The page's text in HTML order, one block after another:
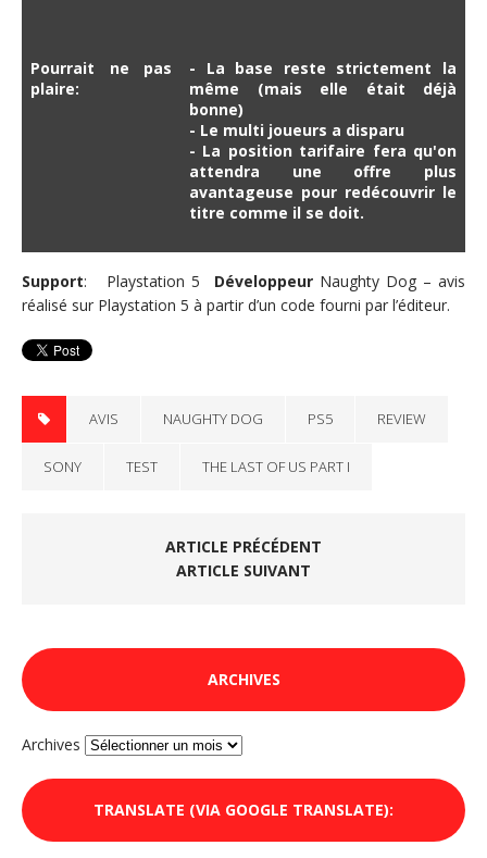
Pourrait ne pas
plaire:
- La base reste strictement la
même (mais elle était déjà
bonne)
- Le multi joueurs a disparu
- La position tarifaire fera qu'on
attendra une offre plus
avantageuse pour redécouvrir le
titre comme il se doit.
Support: Playstation 5 DéveloppeurNaughty Dog – avis
réalisé sur Playstation 5 à partir d’un code fourni par l’éditeur.
AVIS NAUGHTY DOG PS5 REVIEW
SONY TEST THE LAST OF US PART I
ARTICLE PRÉCÉDENT
ARTICLE SUIVANT
ARCHIVES
Archives
TRANSLATE (VIA GOOGLE TRANSLATE):